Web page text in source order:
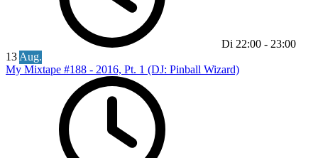
Di 22:00 - 23:00
13 Aug.
My Mixtape #188 - 2016, Pt. 1 (DJ: Pinball Wizard)